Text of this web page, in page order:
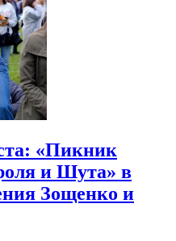
«Пикник
и Шута» в
Зощенко и